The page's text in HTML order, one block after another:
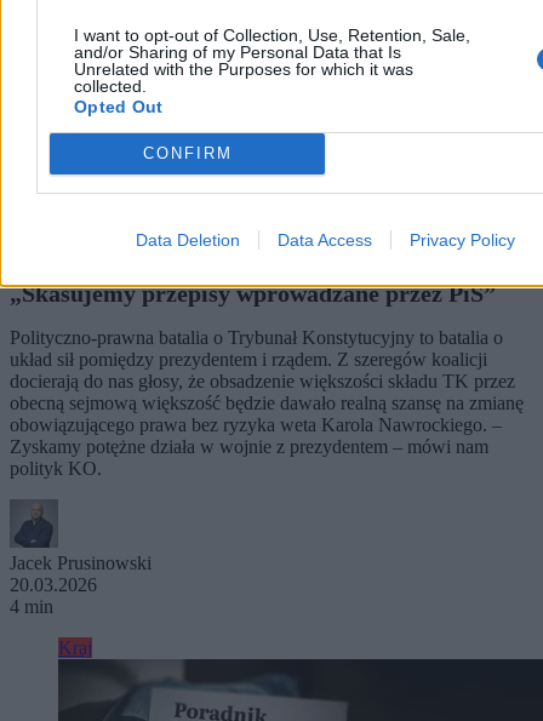
I want to opt-out of Collection, Use, Retention, Sale,
and/or Sharing of my Personal Data that Is
Unrelated with the Purposes for which it was
collected.
Opted Out
CONFIRM
Data Deletion Data Access Privacy Policy
„Skasujemy przepisy wprowadzane przez PiS”
Polityczno-prawna batalia o Trybunał Konstytucyjny to batalia o
układ sił pomiędzy prezydentem i rządem. Z szeregów koalicji
docierają do nas głosy, że obsadzenie większości składu TK przez
obecną sejmową większość będzie dawało realną szansę na zmianę
obowiązującego prawa bez ryzyka weta Karola Nawrockiego. –
Zyskamy potężne działa w wojnie z prezydentem – mówi nam
polityk KO.
Jacek Prusinowski
20.03.2026
4 min
Kraj